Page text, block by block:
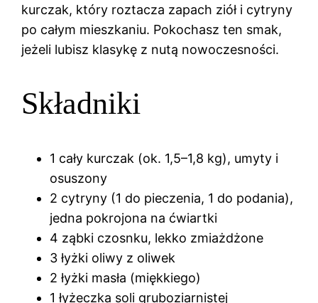
kurczak, który roztacza zapach ziół i cytryny
po całym mieszkaniu. Pokochasz ten smak,
jeżeli lubisz klasykę z nutą nowoczesności.
Składniki
1 cały kurczak (ok. 1,5–1,8 kg), umyty i
osuszony
2 cytryny (1 do pieczenia, 1 do podania),
jedna pokrojona na ćwiartki
4 ząbki czosnku, lekko zmiażdżone
3 łyżki oliwy z oliwek
2 łyżki masła (miękkiego)
1 łyżeczka soli gruboziarnistej